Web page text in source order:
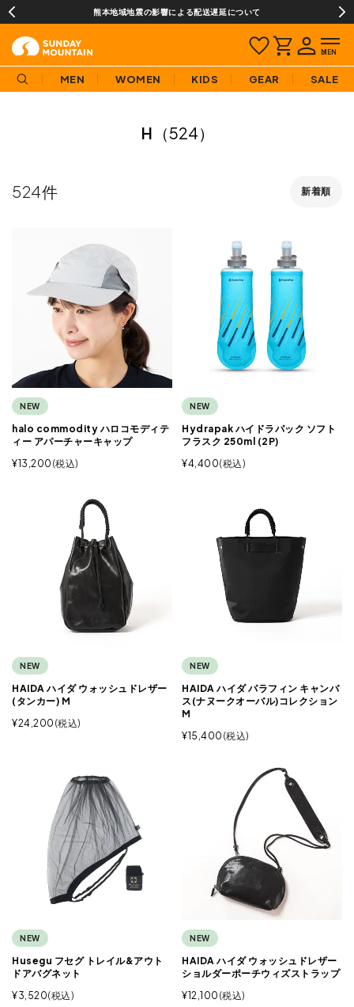
¥3,980(税込)以上のご購入で送料無料!
MEN WOMEN KIDS GEAR SALE
H （524）
新着順
524
NEW
halo commodity ハロコモディテ
ィー アパーチャーキャップ
¥13,200 税込
NEW
Hydrapak ハイドラパック ソフト
フラスク 250ml (2P)
¥4,400 税込
NEW
HAIDA ハイダ ウォッシュドレザー
(タンカー) M
¥24,200 税込
NEW
HAIDA ハイダ パラフィン キャンバ
ス(ナヌークオーバル)コレクション
M
¥15,400 税込
NEW
Husegu フセグ トレイル&アウト
ドアバグネット
¥3,520 税込
NEW
HAIDA ハイダ ウォッシュドレザー
ショルダーポーチウィズストラップ
¥12,100 税込